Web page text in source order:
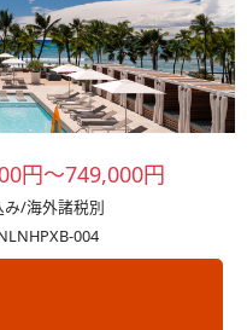
円～749,000円
/海外諸税別
004